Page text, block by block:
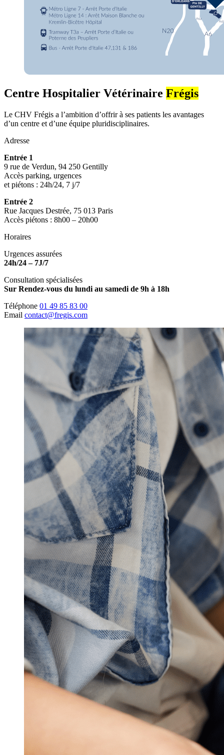
Centre Hospitalier Vétérinaire Frégis
Le CHV Frégis a l’ambition d’offrir à ses patients les avantages
d’un centre et d’une équipe pluridisciplinaires.
Adresse
Entrée 1
9 rue de Verdun, 94 250 Gentilly
Accès parking, urgences
et piétons : 24h/24, 7 j/7
Entrée 2
Rue Jacques Destrée, 75 013 Paris
Accès piétons : 8h00 – 20h00
Horaires
Urgences assurées
24h/24 – 7J/7
Consultation spécialisées
Sur Rendez-vous du lundi au samedi de 9h à 18h
Téléphone 01 49 85 83 00
Email contact@fregis.com